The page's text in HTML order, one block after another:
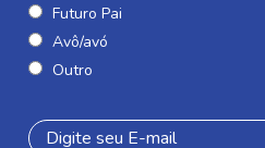
Futuro Pai
Avô/avó
Outro